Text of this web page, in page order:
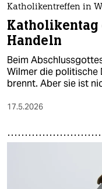
Katholikentreffen in
Katholikentag
Handeln
Beim
Wilmer die politische
brennt. Aber sie ist
17.5.2026